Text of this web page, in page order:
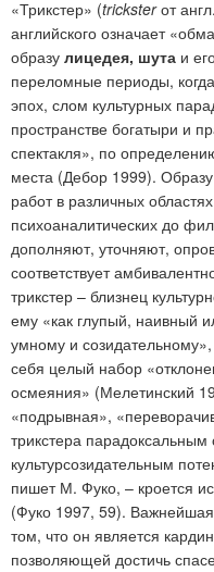
«Трикстер» (tricksterот англ.
английского означает
образу лицедея, шута и
переломные периоды,
эпох, слом культурных
пространстве богатыри и
спектакля», по
места (Дебор 1999).
работ в различных
психоаналитических до
дополняют, уточняют,
соответствует
трикстер – близнец
ему «как глупый, наивный
умному и
себя целый набор
осмеяния» (Мелетинский
«подрывная»,
трикстера
культурсозидательным
пишет М. Фуко, – кроется
(Фуко 1997, 59). Важнейшая
том, что он является
позволяющей достичь